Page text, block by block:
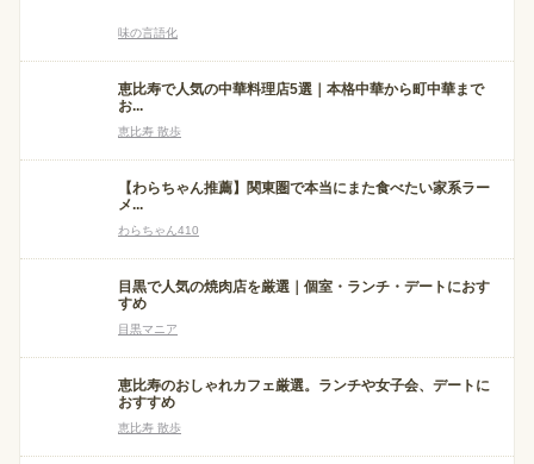
味の言語化
恵比寿で人気の中華料理店5選｜本格中華から町中華まで
お...
恵比寿 散歩
【わらちゃん推薦】関東圏で本当にまた食べたい家系ラー
メ...
わらちゃん410
目黒で人気の焼肉店を厳選｜個室・ランチ・デートにおす
すめ
目黒マニア
恵比寿のおしゃれカフェ厳選。ランチや女子会、デートに
おすすめ
恵比寿 散歩